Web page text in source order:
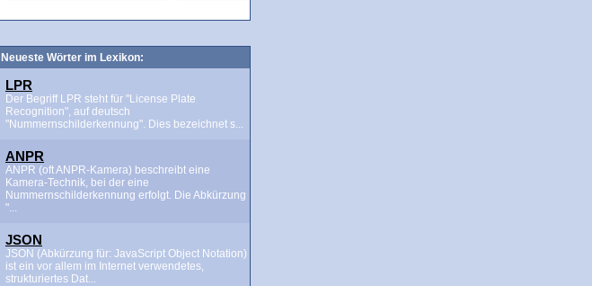
Neueste Wörter im Lexikon:
LPR
Der Begriff LPR steht für "License Plate
Recognition", auf deutsch
"Nummernschilderkennung". Dies bezeichnet s...
ANPR
ANPR (oft ANPR-Kamera) beschreibt eine
Kamera-Technik, bei der eine
Nummernschilderkennung erfolgt. Die Abkürzung
"...
JSON
JSON (Abkürzung für: JavaScript Object Notation)
ist ein vor allem im Internet verwendetes,
strukturiertes Dat...